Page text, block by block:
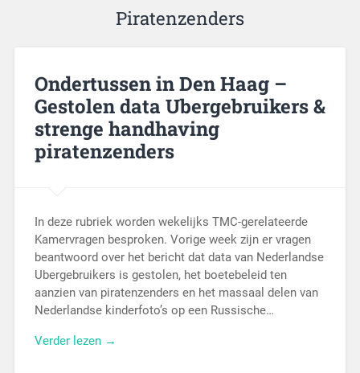
Piratenzenders
Ondertussen in Den Haag –
Gestolen data Ubergebruikers &
strenge handhaving
piratenzenders
In deze rubriek worden wekelijks TMC-gerelateerde
Kamervragen besproken. Vorige week zijn er vragen
beantwoord over het bericht dat data van Nederlandse
Ubergebruikers is gestolen, het boetebeleid ten
aanzien van piratenzenders en het massaal delen van
Nederlandse kinderfoto’s op een Russische…
Verder lezen →